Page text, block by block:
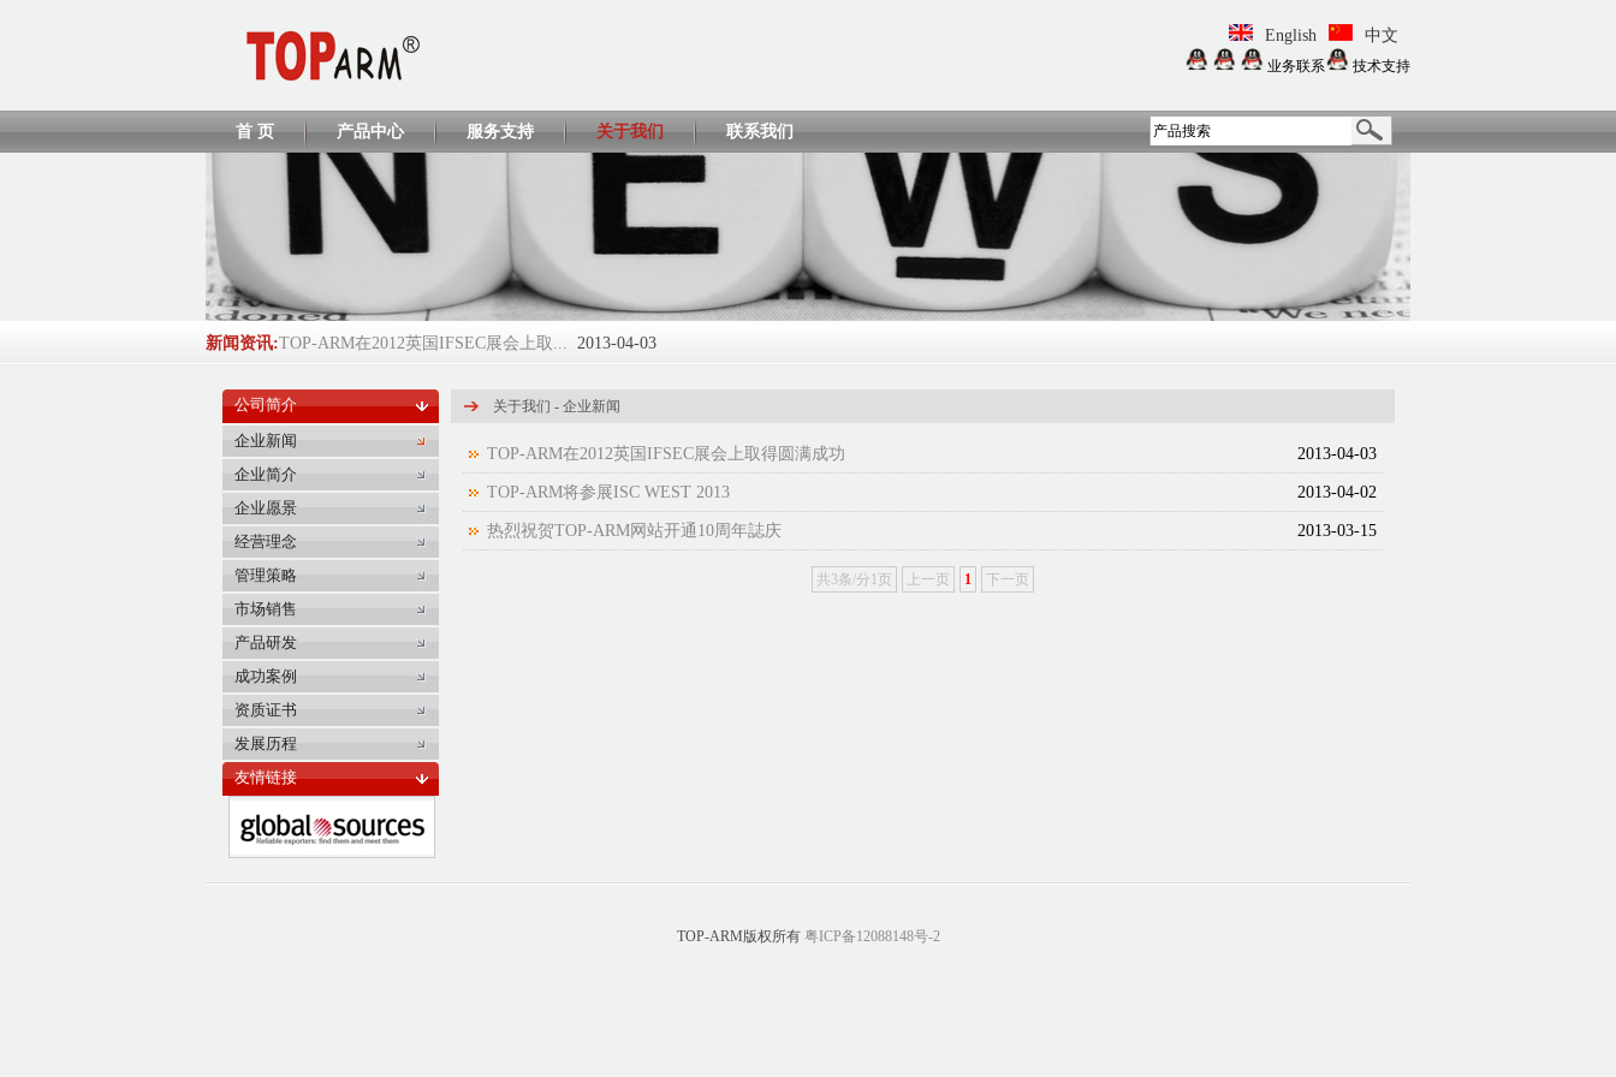
中文
English
业务联系 技术支持
首 页 产品中心 服务支持 关于我们 联系我们
新闻资讯:TOP-ARM在2012英国IFSEC展会上取... 2013-04-03
TOP-ARM将参展ISC WEST 2013
TP428 CCC证书 2013-04-01
EL208/EL218/EL380 CCC证书 2013-04-01
2016-2017年度环球资源Globalsou... 2017-06-05
公司简介
企业新闻
企业简介
企业愿景
经营理念
管理策略
市场销售
产品研发
成功案例
资质证书
发展历程
友情链接
关于我们 - 企业新闻
2013-04-03
TOP-ARM在2012英国IFSEC展会上取得圆满成功
2013-04-02
TOP-ARM将参展ISC WEST 2013
2013-03-15
热烈祝贺TOP-ARM网站开通10周年誌庆
共3条/分1页 上一页 1 下一页
TOP-ARM版权所有 粤ICP备12088148号-2